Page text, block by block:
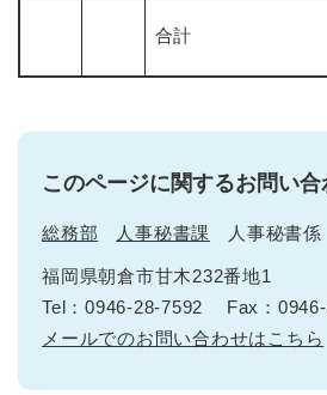
合計
このページに関するお問い合
総務部 人事秘書課 人事秘書係
福岡県朝倉市甘木232番地1
Tel：0946-28-7592
Fax：
メールでのお問い合わせはこちら